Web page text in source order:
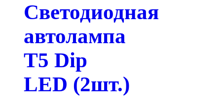
Светодиодная
автолампа
T5 Dip
LED (2шт.)